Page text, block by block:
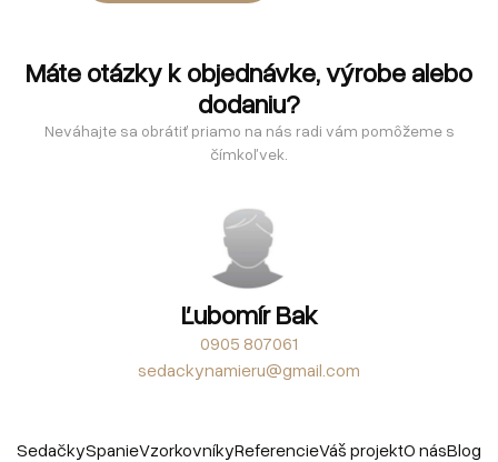
Máte otázky k objednávke, výrobe alebo
dodaniu?
Neváhajte sa obrátiť priamo na nás radi vám pomôžeme s
čímkoľvek.
Ľubomír Bak
0905 807061
sedackynamieru@gmail.com
SedačkySpanieVzorkovníkyReferencieVáš projektO násBlog